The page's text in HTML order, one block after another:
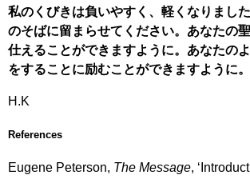
私のくびきは負いやすく、軽くなりまし
のそばに留まらせてください。あなたの
仕えることができますように。あなたの
をすることに励むことができますように。
H.K
References
Eugene Peterson, The Message,